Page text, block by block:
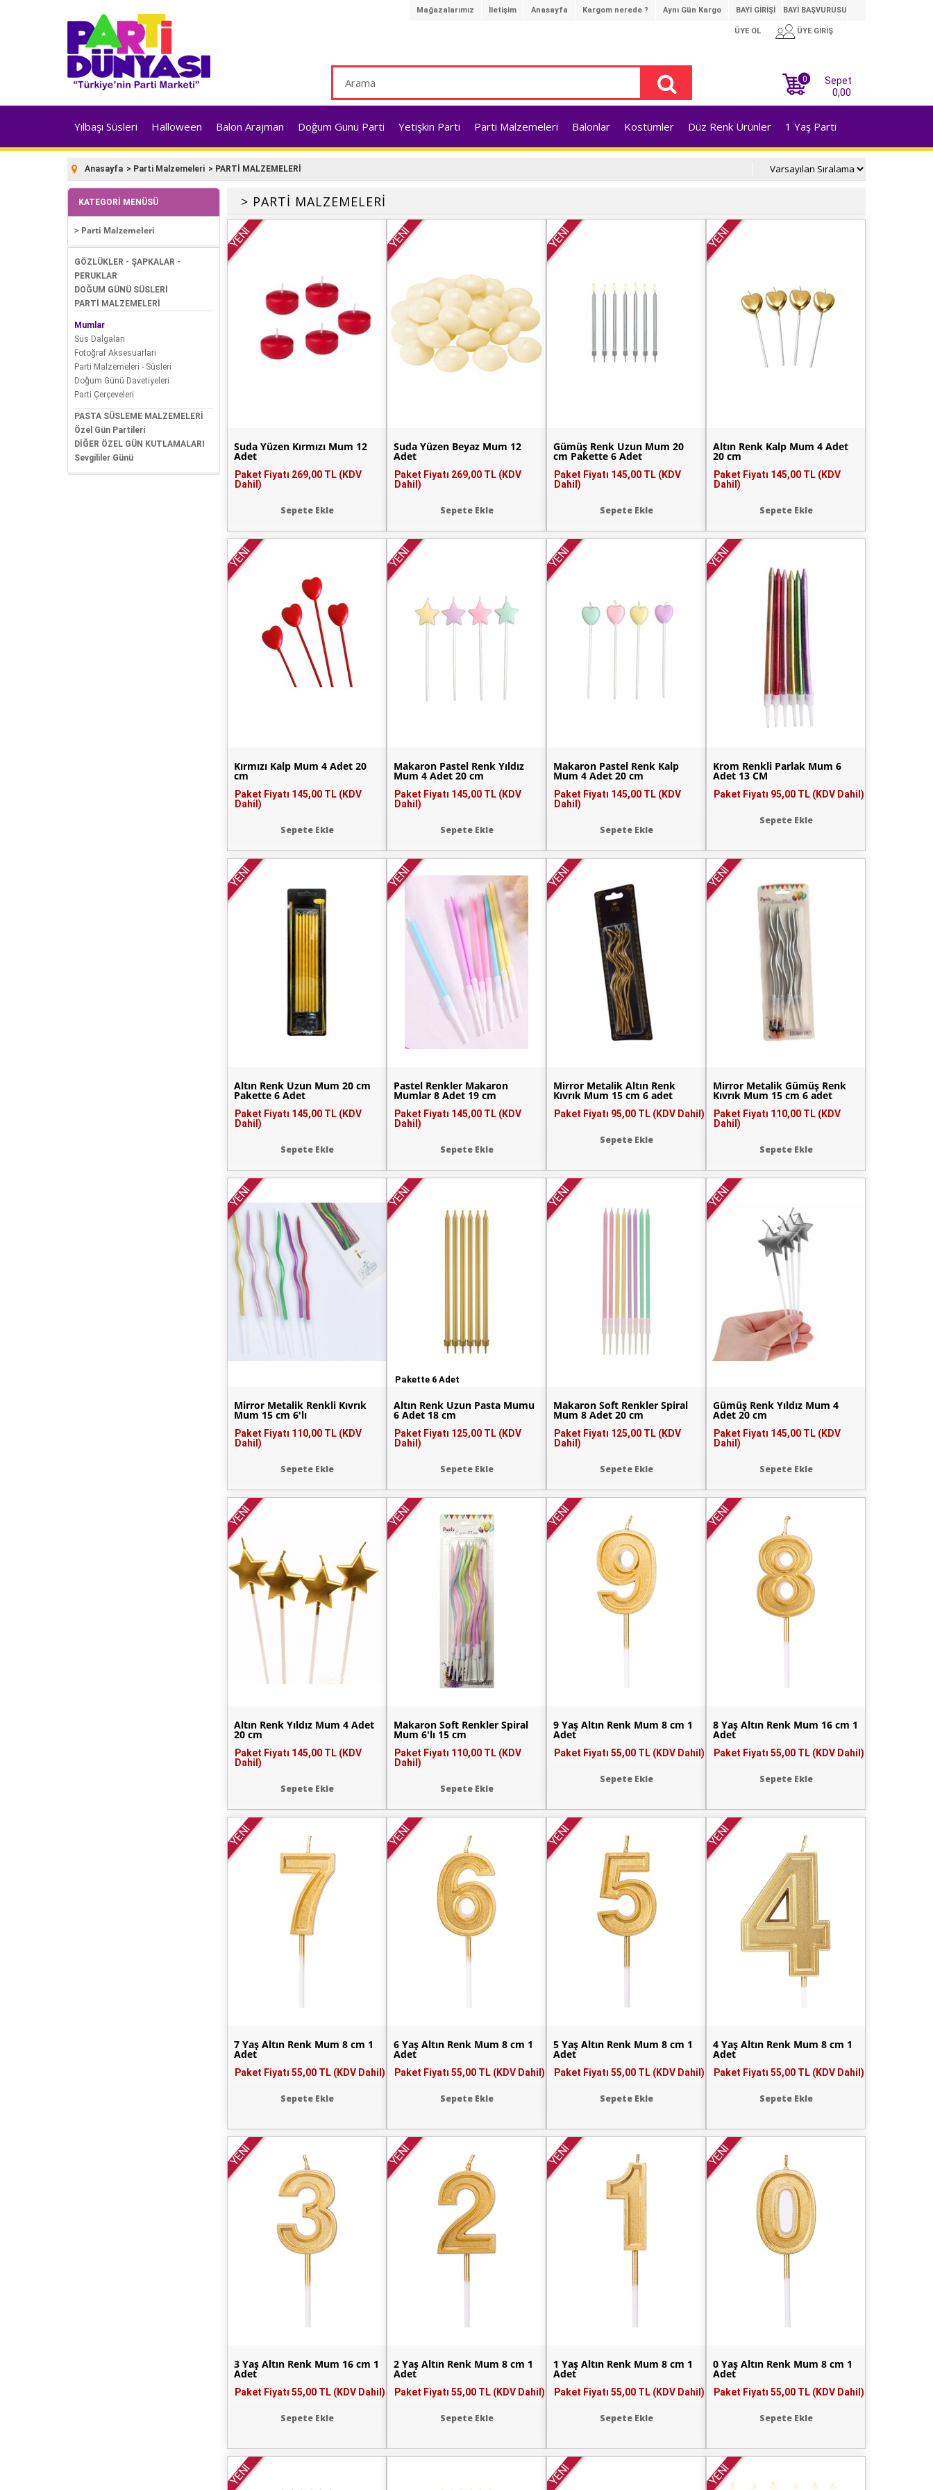
Mağazalarımız İletişim Anasayfa Kargom nerede ? Aynı Gün Kargo BAYİ GİRİŞİ BAYİ BAŞVURUSU
ÜYE GİRİŞ
ÜYE OL
Sepet
0
0,00
Yılbaşı Süsleri Halloween Balon Arajman Doğum Günü Parti Yetişkin Parti Parti Malzemeleri Balonlar Kostümler Düz Renk Ürünler 1 Yaş Parti
Anasayfa > Parti Malzemeleri > PARTİ MALZEMELERİ
KATEGORI MENÜSÜ
> Parti Malzemeleri
GÖZLÜKLER - ŞAPKALAR -
PERUKLAR
DOĞUM GÜNÜ SÜSLERİ
PARTİ MALZEMELERİ
Mumlar
Süs Dalgaları
Fotoğraf Aksesuarları
Parti Malzemeleri - Süsleri
Doğum Günü Davetiyeleri
Parti Çerçeveleri
PASTA SÜSLEME MALZEMELERİ
Özel Gün Partileri
DİĞER ÖZEL GÜN KUTLAMALARI
Sevgililer Günü
> PARTİ MALZEMELERİ
YENİ
Suda Yüzen Kırmızı Mum 12
Adet
Paket Fiyatı 269,00 TL (KDV
Dahil)
Sepete Ekle
YENİ
Suda Yüzen Beyaz Mum 12
Adet
Paket Fiyatı 269,00 TL (KDV
Dahil)
Sepete Ekle
YENİ
Gümüş Renk Uzun Mum 20
cm Pakette 6 Adet
Paket Fiyatı 145,00 TL (KDV
Dahil)
Sepete Ekle
YENİ
Altın Renk Kalp Mum 4 Adet
20 cm
Paket Fiyatı 145,00 TL (KDV
Dahil)
Sepete Ekle
YENİ
Kırmızı Kalp Mum 4 Adet 20
cm
Paket Fiyatı 145,00 TL (KDV
Dahil)
Sepete Ekle
YENİ
Makaron Pastel Renk Yıldız
Mum 4 Adet 20 cm
Paket Fiyatı 145,00 TL (KDV
Dahil)
Sepete Ekle
YENİ
Makaron Pastel Renk Kalp
Mum 4 Adet 20 cm
Paket Fiyatı 145,00 TL (KDV
Dahil)
Sepete Ekle
YENİ
Krom Renkli Parlak Mum 6
Adet 13 CM
Paket Fiyatı 95,00 TL (KDV Dahil)
Sepete Ekle
YENİ
Altın Renk Uzun Mum 20 cm
Pakette 6 Adet
Paket Fiyatı 145,00 TL (KDV
Dahil)
Sepete Ekle
YENİ
Pastel Renkler Makaron
Mumlar 8 Adet 19 cm
Paket Fiyatı 145,00 TL (KDV
Dahil)
Sepete Ekle
YENİ
Mirror Metalik Altın Renk
Kıvrık Mum 15 cm 6 adet
Paket Fiyatı 95,00 TL (KDV Dahil)
Sepete Ekle
YENİ
Mirror Metalik Gümüş Renk
Kıvrık Mum 15 cm 6 adet
Paket Fiyatı 110,00 TL (KDV
Dahil)
Sepete Ekle
YENİ
Mirror Metalik Renkli Kıvrık
Mum 15 cm 6'lı
Paket Fiyatı 110,00 TL (KDV
Dahil)
Sepete Ekle
Pakette 6 Adet
YENİ
Altın Renk Uzun Pasta Mumu
6 Adet 18 cm
Paket Fiyatı 125,00 TL (KDV
Dahil)
Sepete Ekle
YENİ
Makaron Soft Renkler Spiral
Mum 8 Adet 20 cm
Paket Fiyatı 125,00 TL (KDV
Dahil)
Sepete Ekle
YENİ
Gümüş Renk Yıldız Mum 4
Adet 20 cm
Paket Fiyatı 145,00 TL (KDV
Dahil)
Sepete Ekle
YENİ
Altın Renk Yıldız Mum 4 Adet
20 cm
Paket Fiyatı 145,00 TL (KDV
Dahil)
Sepete Ekle
YENİ
Makaron Soft Renkler Spiral
Mum 6'lı 15 cm
Paket Fiyatı 110,00 TL (KDV
Dahil)
Sepete Ekle
YENİ
9 Yaş Altın Renk Mum 8 cm 1
Adet
Paket Fiyatı 55,00 TL (KDV Dahil)
Sepete Ekle
YENİ
8 Yaş Altın Renk Mum 16 cm 1
Adet
Paket Fiyatı 55,00 TL (KDV Dahil)
Sepete Ekle
YENİ
7 Yaş Altın Renk Mum 8 cm 1
Adet
Paket Fiyatı 55,00 TL (KDV Dahil)
Sepete Ekle
YENİ
6 Yaş Altın Renk Mum 8 cm 1
Adet
Paket Fiyatı 55,00 TL (KDV Dahil)
Sepete Ekle
YENİ
5 Yaş Altın Renk Mum 8 cm 1
Adet
Paket Fiyatı 55,00 TL (KDV Dahil)
Sepete Ekle
YENİ
4 Yaş Altın Renk Mum 8 cm 1
Adet
Paket Fiyatı 55,00 TL (KDV Dahil)
Sepete Ekle
YENİ
3 Yaş Altın Renk Mum 16 cm 1
Adet
Paket Fiyatı 55,00 TL (KDV Dahil)
Sepete Ekle
YENİ
2 Yaş Altın Renk Mum 8 cm 1
Adet
Paket Fiyatı 55,00 TL (KDV Dahil)
Sepete Ekle
YENİ
1 Yaş Altın Renk Mum 8 cm 1
Adet
Paket Fiyatı 55,00 TL (KDV Dahil)
Sepete Ekle
YENİ
0 Yaş Altın Renk Mum 8 cm 1
Adet
Paket Fiyatı 55,00 TL (KDV Dahil)
Sepete Ekle
YENİ YENİ YENİ